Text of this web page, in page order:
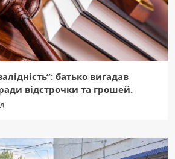
батько вигадав
відстрочки та грошей.